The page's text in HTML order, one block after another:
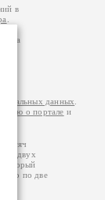
в
данных
о портале и
тысяч
двух
который
по две